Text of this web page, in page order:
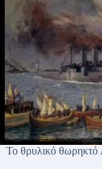
Το θρυλικό θωρηκτό